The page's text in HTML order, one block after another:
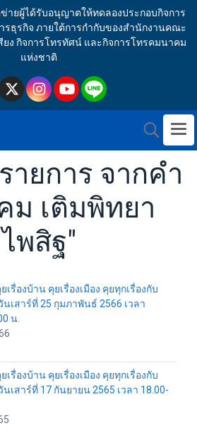
ายผู้ได้รับอนุญาตให้ทดลองประกอบกิจการ
รธุรกิจ ภายใต้การกำกับของสำนักงานคณะ
ยง กิจการโทรทัศน์ และกิจการโทรคมนาคม
แห่งชาติ
ายการ จากคำ
ม เติมพิทยา
ไพสิฐ"
เรื่องบ้าน คุยเรื่องเมือง คุยทุกเรื่องกับ
เสาร์ที่ 25 กุมภาพันธ์ 2566 เวลา
น.
เรื่องบ้าน คุยเรื่องเมือง คุยทุกเรื่องกับ
เสาร์ที่ 17 กันยายน 2565 เวลา 18.00-